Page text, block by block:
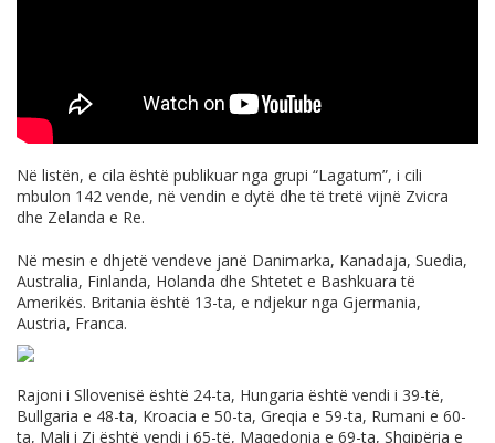
Në listën, e cila është publikuar nga grupi “Lagatum”, i cili
mbulon 142 vende, në vendin e dytë dhe të tretë vijnë Zvicra
dhe Zelanda e Re.
Në mesin e dhjetë vendeve janë Danimarka, Kanadaja, Suedia,
Australia, Finlanda, Holanda dhe Shtetet e Bashkuara të
Amerikës. Britania është 13-ta, e ndjekur nga Gjermania,
Austria, Franca.
Rajoni i Sllovenisë është 24-ta, Hungaria është vendi i 39-të,
Bullgaria e 48-ta, Kroacia e 50-ta, Greqia e 59-ta, Rumani e 60-
ta, Mali i Zi është vendi i 65-të, Maqedonia e 69-ta, Shqipëria e